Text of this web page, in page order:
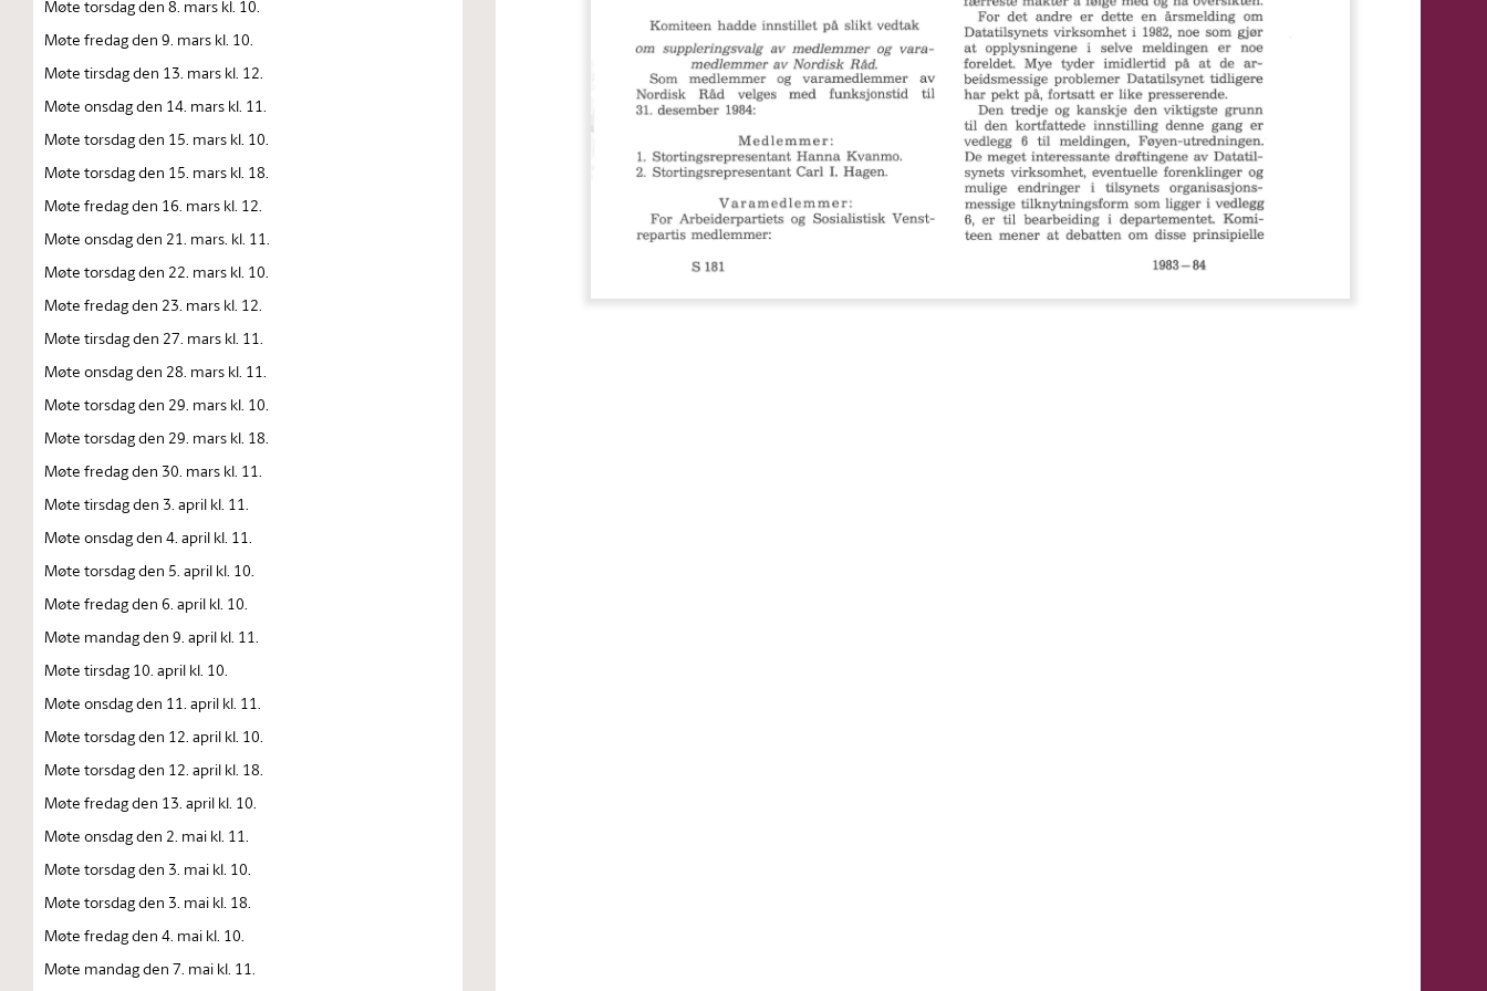
Møte torsdag den 8. mars kl. 10.
Møte fredag den 9. mars kl. 10.
Møte tirsdag den 13. mars kl. 12.
Møte onsdag den 14. mars kl. 11.
Møte torsdag den 15. mars kl. 10.
Møte torsdag den 15. mars kl. 18.
Møte fredag den 16. mars kl. 12.
Møte onsdag den 21. mars. kl. 11.
Møte torsdag den 22. mars kl. 10.
Møte fredag den 23. mars kl. 12.
Møte tirsdag den 27. mars kl. 11.
Møte onsdag den 28. mars kl. 11.
Møte torsdag den 29. mars kl. 10.
Møte torsdag den 29. mars kl. 18.
Møte fredag den 30. mars kl. 11.
Møte tirsdag den 3. april kl. 11.
Møte onsdag den 4. april kl. 11.
Møte torsdag den 5. april kl. 10.
Møte fredag den 6. april kl. 10.
Møte mandag den 9. april kl. 11.
Møte tirsdag 10. april kl. 10.
Møte onsdag den 11. april kl. 11.
Møte torsdag den 12. april kl. 10.
Møte torsdag den 12. april kl. 18.
Møte fredag den 13. april kl. 10.
Møte onsdag den 2. mai kl. 11.
Møte torsdag den 3. mai kl. 10.
Møte torsdag den 3. mai kl. 18.
Møte fredag den 4. mai kl. 10.
Møte mandag den 7. mai kl. 11.